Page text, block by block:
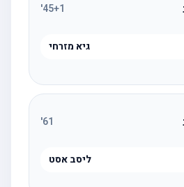
45+1
'
גיא מזרחי
61
'
ליסב אסט